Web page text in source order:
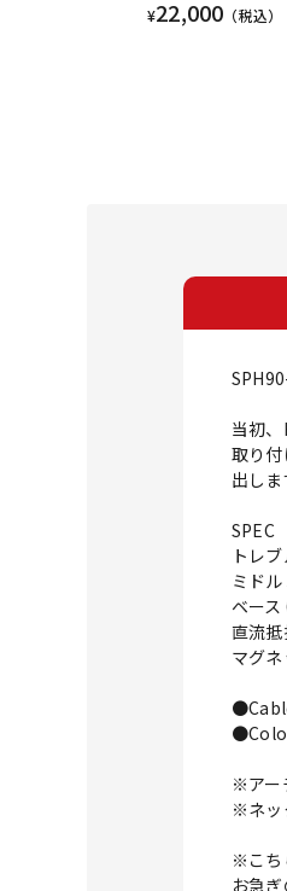
¥22,000 （税込）
当初
取り
出し
SPEC
トレ
ミドル
ベース
直流
マグ
※アー
※ネッ
※こち
お急